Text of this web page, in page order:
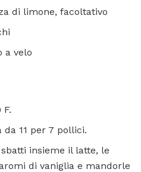
di limone, facoltativo
a velo
11 per 7 pollici.
insieme il latte, le
di vaniglia e mandorle